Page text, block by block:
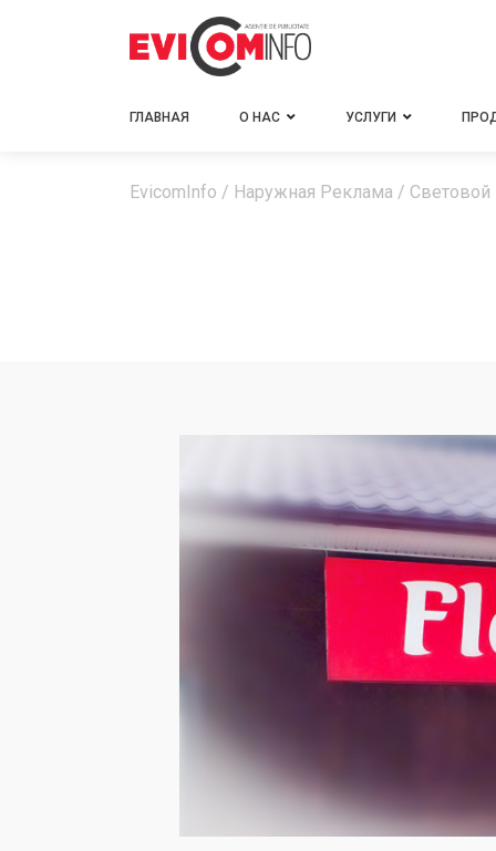
ГЛАВНАЯ О НАС УСЛУГИ
EvicomInfo / Наружная Реклама / Световой